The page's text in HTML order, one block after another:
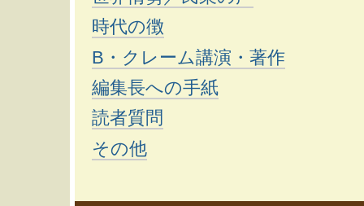
時代の徴
B・クレーム講演・著作
編集長への手紙
読者質問
その他